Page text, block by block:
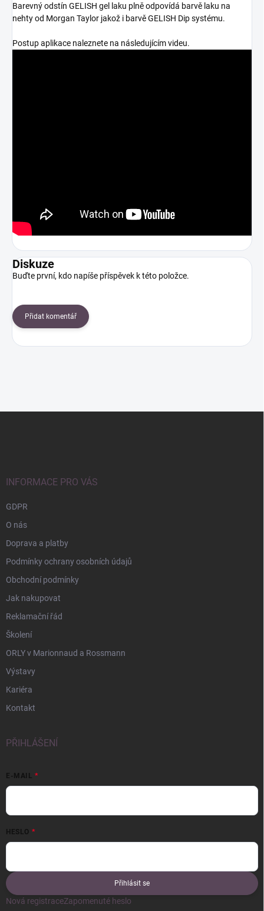
Barevný odstín GELISH gel laku plně odpovídá barvě laku na
nehty od Morgan Taylor jakož i barvě GELISH Dip systému.
Postup aplikace naleznete na následujícím videu.
Diskuze
Buďte první, kdo napíše příspěvek k této položce.
Přidat komentář
INFORMACE PRO VÁS
GDPR
O nás
Doprava a platby
Podmínky ochrany osobních údajů
Obchodní podmínky
Jak nakupovat
Reklamační řád
Školení
ORLY v Marionnaud a Rossmann
Výstavy
Kariéra
Kontakt
PŘIHLÁŠENÍ
E-MAIL
HESLO
Přihlásit se
Nová registraceZapomenuté heslo